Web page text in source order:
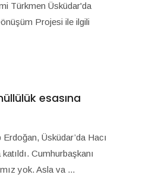
Türkmen Üsküdar'da
Projesi ile ilgili
esasına
Üsküdar’da Hacı
Cumhurbaşkanı
yok. Asla va ...